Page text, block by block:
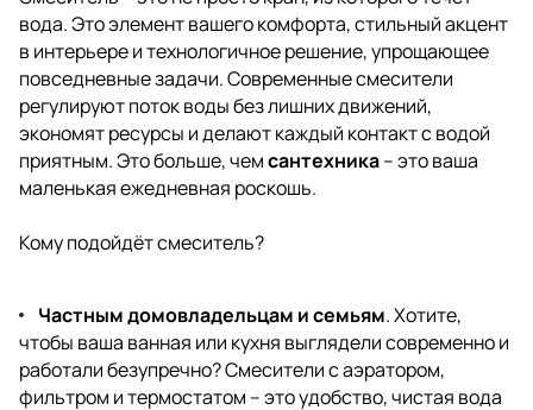
вода. Это элемент вашего комфорта, стильный акцент
в интерьере и технологичное решение, упрощающее
повседневные задачи. Современные смесители
регулируют поток воды без лишних движений,
экономят ресурсы и делают каждый контакт с водой
приятным. Это больше, чемсантехника– это ваша
маленькая ежедневная роскошь.
Кому подойдёт смеситель?
Частным домовладельцам и семьям. Хотите,
чтобы ваша ванная или кухня выглядели современно и
работали безупречно? Смесители с аэратором,
фильтром и термостатом – это удобство, чистая вода